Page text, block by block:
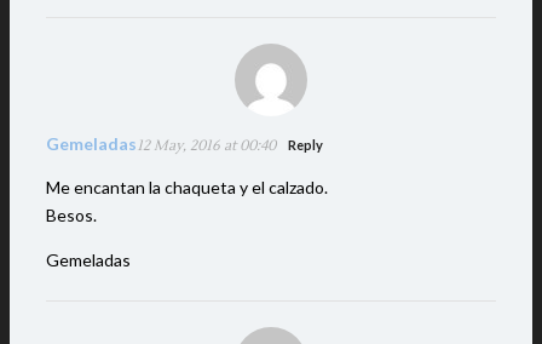
Gemeladas12 May, 2016 at 00:40 Reply
Me encantan la chaqueta y el calzado.
Besos.
Gemeladas